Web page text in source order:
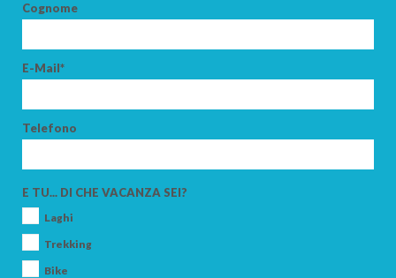
Cognome
E-Mail*
Telefono
E TU... DI CHE VACANZA SEI?
Laghi
Trekking
Bike